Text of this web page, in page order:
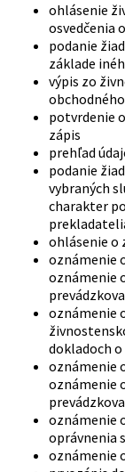
ohlásenie
osvedčenia
podanie
základe
výpis zo
potvrdenie
zápis
prehľad
podanie
vybraných
charakter
ohlásenie o
oznámenie
oznámenie
oznámenie
dokladoch
oznámenie
oznámenie
oznámenie
oprávnenia
oznámenie